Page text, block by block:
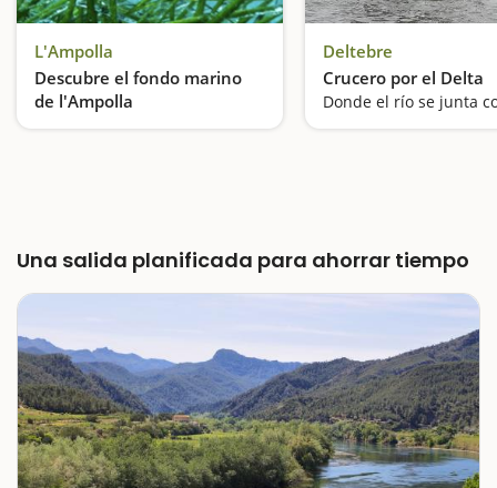
L'Ampolla
Descubre el fondo marino
de l'Ampolla
Snorkel en las playas del norte
Deltebre
Crucero por el Delta
Una salida planificada para ahorrar tiempo